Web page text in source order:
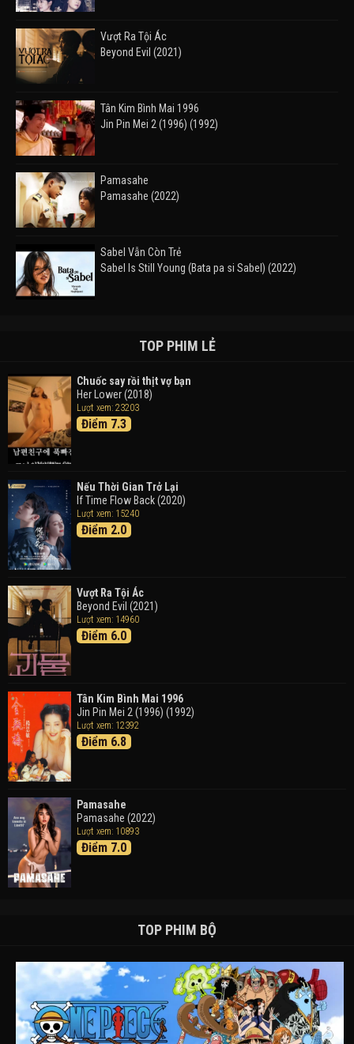
Vượt Ra Tội Ác
Beyond Evil (2021)
Tân Kim Bình Mai 1996
Jin Pin Mei 2 (1996) (1992)
Pamasahe
Pamasahe (2022)
Sabel Vẫn Còn Trẻ
Sabel Is Still Young (Bata pa si Sabel) (2022)
Takas (2024)
Thám Tử Lừng Danh Conan 26: Tàu Ngầm Sắt Màu
Đen
Detective Conan: Black Iron Submarine (2023)
Trong Tranh
Doraemon the Movie: Nobita's Art World Tales (2025)
Tháng Ngày Tươi Đẹp
TOP PHIM LẺ
Chuốc say rồi thịt vợ bạn
Her Lower (2018)
Lượt xem: 23203
Điểm 7.3
Nếu Thời Gian Trở Lại
If Time Flow Back (2020)
Lượt xem: 15240
Điểm 2.0
Vượt Ra Tội Ác
Beyond Evil (2021)
Lượt xem: 14960
Điểm 6.0
Tân Kim Bình Mai 1996
Jin Pin Mei 2 (1996) (1992)
Lượt xem: 12392
Điểm 6.8
Pamasahe
Pamasahe (2022)
Lượt xem: 10893
Điểm 7.0
TOP PHIM BỘ